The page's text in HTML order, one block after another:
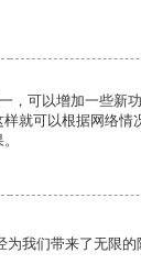
，可以增加一些新
就可以根据网络情
我们带来了无限的